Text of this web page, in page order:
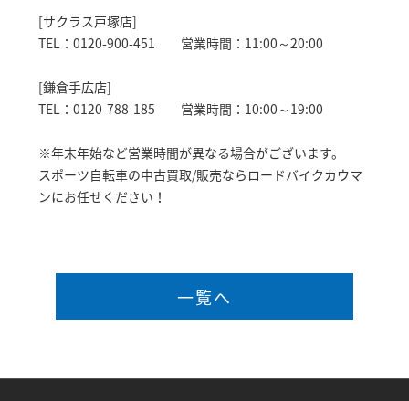
[サクラス戸塚店]
TEL：0120-900-451 営業時間：11:00～20:00
[鎌倉手広店]
TEL：0120-788-185 営業時間：10:00～19:00
※年末年始など営業時間が異なる場合がございます。
スポーツ自転車の中古買取/販売ならロードバイクカウマ
ンにお任せください！
一覧へ